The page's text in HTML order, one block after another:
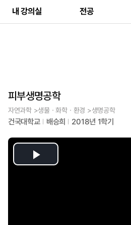
내 강의실 전공
피부생명공학
자연과학 >생물ㆍ화학ㆍ환경 >생명공학
건국대학교 배승희 2018년 1학기
Play